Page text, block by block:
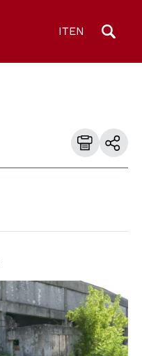
ITEN